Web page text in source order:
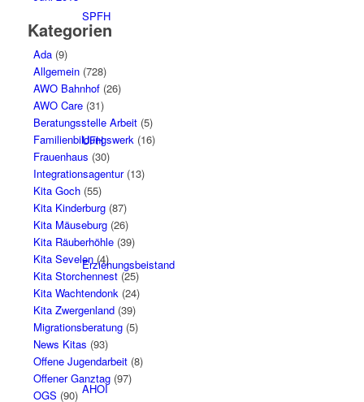
SPFH
UFH
Erziehungsbeistand
AHOI
Kategorien
Ada(9)
Allgemein(728)
AWO Bahnhof(26)
AWO Care(31)
Beratungsstelle Arbeit(5)
Familienbildungswerk (16)
Frauenhaus (30)
Integrationsagentur(13)
Kita Goch(55)
Kita Kinderburg(87)
Kita Mäuseburg(26)
Kita Räuberhöhle(39)
Kita Sevelen(4)
Kita Storchennest(25)
Kita Wachtendonk (24)
Kita Zwergenland(39)
Migrationsberatung(5)
News Kitas (93)
Offene Jugendarbeit(8)
Offener Ganztag(97)
OGS (90)